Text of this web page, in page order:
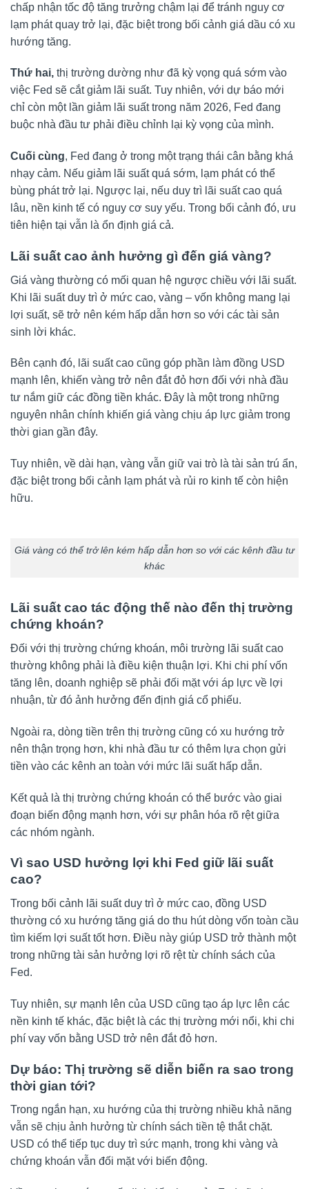
chấp nhận tốc độ tăng trưởng chậm lại để tránh nguy cơ
lạm phát quay trở lại, đặc biệt trong bối cảnh giá dầu có xu
hướng tăng.
Thứ hai, thị trường dường như đã kỳ vọng quá sớm vào
việc Fed sẽ cắt giảm lãi suất. Tuy nhiên, với dự báo mới
chỉ còn một lần giảm lãi suất trong năm 2026, Fed đang
buộc nhà đầu tư phải điều chỉnh lại kỳ vọng của mình.
Cuối cùng, Fed đang ở trong một trạng thái cân bằng khá
nhạy cảm. Nếu giảm lãi suất quá sớm, lạm phát có thể
bùng phát trở lại. Ngược lại, nếu duy trì lãi suất cao quá
lâu, nền kinh tế có nguy cơ suy yếu. Trong bối cảnh đó, ưu
tiên hiện tại vẫn là ổn định giá cả.
Lãi suất cao ảnh hưởng gì đến giá vàng?
Giá vàng thường có mối quan hệ ngược chiều với lãi suất.
Khi lãi suất duy trì ở mức cao, vàng – vốn không mang lại
lợi suất, sẽ trở nên kém hấp dẫn hơn so với các tài sản
sinh lời khác.
Bên cạnh đó, lãi suất cao cũng góp phần làm đồng USD
mạnh lên, khiến vàng trở nên đắt đỏ hơn đối với nhà đầu
tư nắm giữ các đồng tiền khác. Đây là một trong những
nguyên nhân chính khiến giá vàng chịu áp lực giảm trong
thời gian gần đây.
Tuy nhiên, về dài hạn, vàng vẫn giữ vai trò là tài sản trú ẩn,
đặc biệt trong bối cảnh lạm phát và rủi ro kinh tế còn hiện
hữu.
Giá vàng có thể trở lên kém hấp dẫn hơn so với các kênh đầu tư
khác
Lãi suất cao tác động thế nào đến thị trường
chứng khoán?
Đối với thị trường chứng khoán, môi trường lãi suất cao
thường không phải là điều kiện thuận lợi. Khi chi phí vốn
tăng lên, doanh nghiệp sẽ phải đối mặt với áp lực về lợi
nhuận, từ đó ảnh hưởng đến định giá cổ phiếu.
Ngoài ra, dòng tiền trên thị trường cũng có xu hướng trở
nên thận trọng hơn, khi nhà đầu tư có thêm lựa chọn gửi
tiền vào các kênh an toàn với mức lãi suất hấp dẫn.
Kết quả là thị trường chứng khoán có thể bước vào giai
đoạn biến động mạnh hơn, với sự phân hóa rõ rệt giữa
các nhóm ngành.
Vì sao USD hưởng lợi khi Fed giữ lãi suất
cao?
Trong bối cảnh lãi suất duy trì ở mức cao, đồng USD
thường có xu hướng tăng giá do thu hút dòng vốn toàn cầu
tìm kiếm lợi suất tốt hơn. Điều này giúp USD trở thành một
trong những tài sản hưởng lợi rõ rệt từ chính sách của
Fed.
Tuy nhiên, sự mạnh lên của USD cũng tạo áp lực lên các
nền kinh tế khác, đặc biệt là các thị trường mới nổi, khi chi
phí vay vốn bằng USD trở nên đắt đỏ hơn.
Dự báo: Thị trường sẽ diễn biến ra sao trong
thời gian tới?
Trong ngắn hạn, xu hướng của thị trường nhiều khả năng
vẫn sẽ chịu ảnh hưởng từ chính sách tiền tệ thắt chặt.
USD có thể tiếp tục duy trì sức mạnh, trong khi vàng và
chứng khoán vẫn đối mặt với biến động.